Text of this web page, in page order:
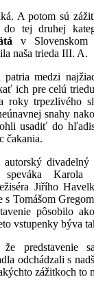
A potom sú
tej druhej
v Slovenskom
naša trieda III. A.
medzi
ich pre celú
trpezlivého
snahy
usadiť do
čakania.
autorský
speváka
Jiřího
Tomášom
pôsobilo
vstupenky býva
predstavenie
odchádzali s
zážitkoch to